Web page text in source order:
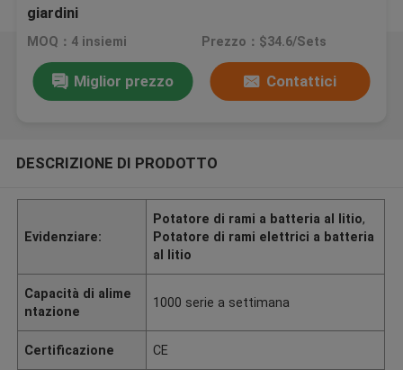
giardini
MOQ：4 insiemi Prezzo：$34.6/Sets
Miglior prezzo Contattici
DESCRIZIONE DI PRODOTTO
Evidenziare:
Potatore di rami a batteria al litio,
Potatore di rami elettrici a batteria
al litio
Capacità di alime
ntazione
1000 serie a settimana
Certificazione CE